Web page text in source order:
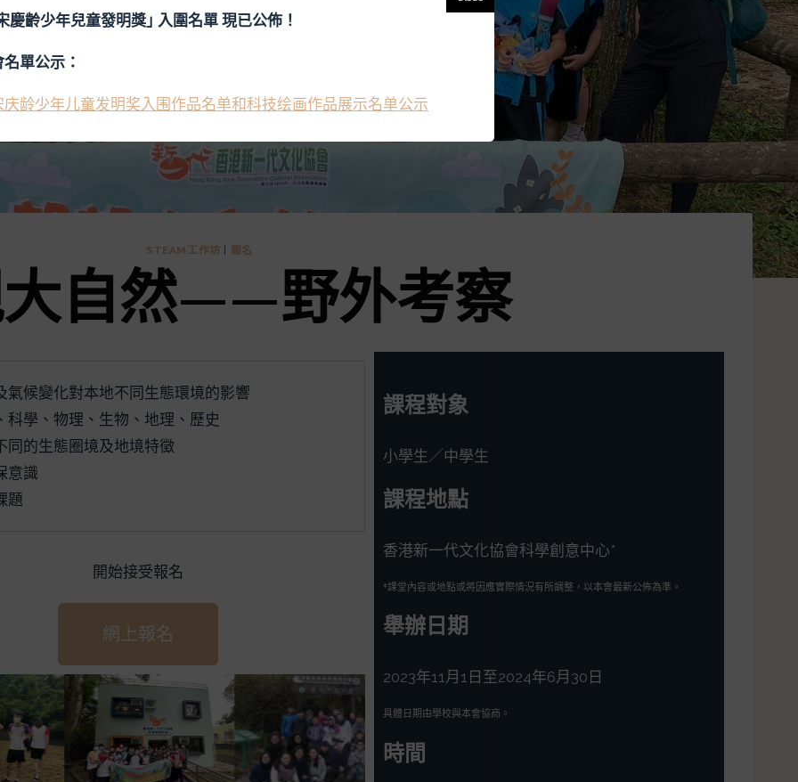
STEAM工作坊 報名
自然——野外考察
氣候變化對本地不同生態環境的影響
科學、物理、生物、地理、歷史
同的生態圈境及地境特徵
意識
題
開始接受報名
網上報名
課程對象
小學生／中學生
課程地點
香港新一代文化協會科學創意中心*
*課堂內容或地點或將因應實際情況有所調整，以本會最新公佈為準。
舉辦日期
2023年11月1日至2024年6月30日
具體日期由學校與本會協商。
時間
慶齡少年兒童發明獎｣ 入圍名單 現已公佈！
單公示：
龄少年儿童发明奖入围作品名单和科技绘画作品展示名单公示